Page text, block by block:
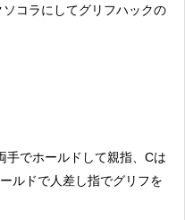
コラにしてグリフハックの
手でホールドして親指、Cは
ルドで人差し指でグリフを